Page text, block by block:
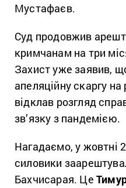
Мустафаєв.
Суд продовжив
кримчанам на три
Захист уже заявив,
апеляційну скаргу
відклав розгляд
зв’язку з пандемією.
Нагадаємо, у жовтні
силовики
Бахчисарая. Це